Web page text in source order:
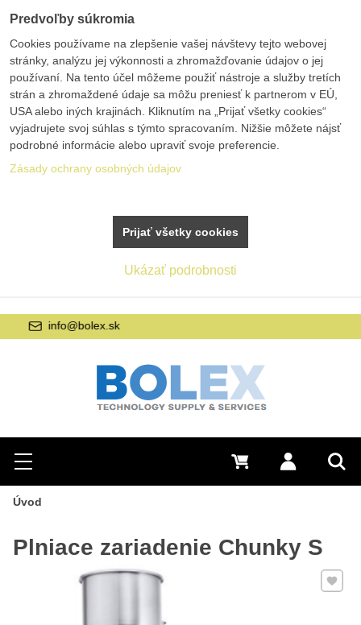
Hľadať
Menu Prihlásiť sa
0 €
Úvod
Plniace zariadenie Chunky S
Pridať
Predvoľby súkromia
Cookies používame na zlepšenie vašej návštevy tejto webovej
stránky, analýzu jej výkonnosti a zhromažďovanie údajov o jej
používaní. Na tento účel môžeme použiť nástroje a služby tretích
strán a zhromaždené údaje sa môžu preniesť k partnerom v EÚ,
USA alebo iných krajinách. Kliknutím na „Prijať všetky cookies“
vyjadrujete svoj súhlas s týmto spracovaním. Nižšie môžete nájsť
podrobné informácie alebo upraviť svoje preferencie.
Zásady ochrany osobných údajov
Ukázať podrobnosti
Prijať všetky cookies